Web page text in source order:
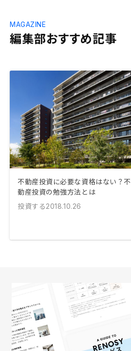
編集部おすすめ記事
MAGAZINE
不動産投資に必要な資格はない？不
動産投資の勉強方法とは
投資する2018.10.26